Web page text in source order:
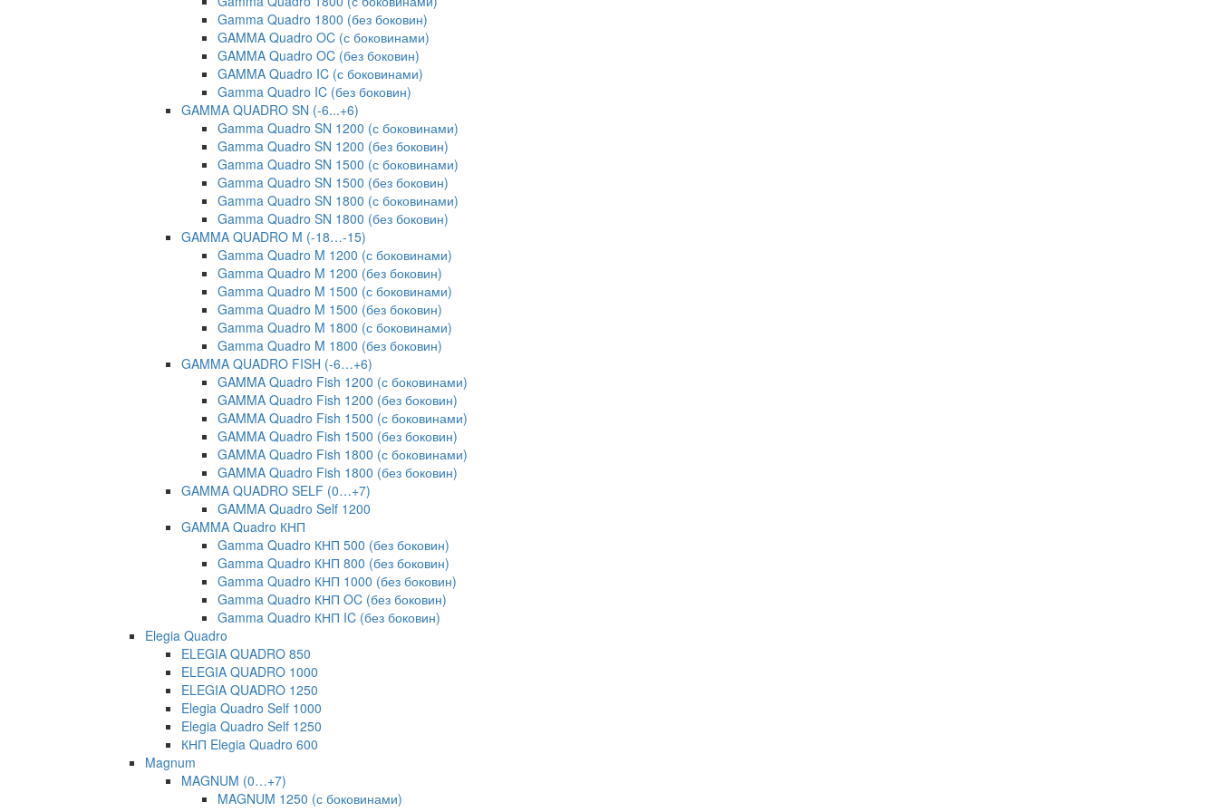
Gamma Quadro 1800 (без боковин)
GAMMA Quadro OC (с боковинами)
GAMMA Quadro OC (без боковин)
GAMMA Quadro IC (с боковинами)
Gamma Quadro IC (без боковин)
GAMMA QUADRO SN (-6...+6)
Gamma Quadro SN 1200 (с боковинами)
Gamma Quadro SN 1200 (без боковин)
Gamma Quadro SN 1500 (с боковинами)
Gamma Quadro SN 1500 (без боковин)
Gamma Quadro SN 1800 (с боковинами)
Gamma Quadro SN 1800 (без боковин)
GAMMA QUADRO M (-18…-15)
Gamma Quadro M 1200 (с боковинами)
Gamma Quadro M 1200 (без боковин)
Gamma Quadro M 1500 (с боковинами)
Gamma Quadro M 1500 (без боковин)
Gamma Quadro M 1800 (с боковинами)
Gamma Quadro M 1800 (без боковин)
GAMMA QUADRO FISH (-6…+6)
GAMMA Quadro Fish 1200 (с боковинами)
GAMMA Quadro Fish 1200 (без боковин)
GAMMA Quadro Fish 1500 (с боковинами)
GAMMA Quadro Fish 1500 (без боковин)
GAMMA Quadro Fish 1800 (с боковинами)
GAMMA Quadro Fish 1800 (без боковин)
GAMMA QUADRO SELF (0…+7)
GAMMA Quadro Self 1200
GAMMA Quadro КНП
Gamma Quadro КНП 500 (без боковин)
Gamma Quadro КНП 800 (без боковин)
Gamma Quadro КНП 1000 (без боковин)
Gamma Quadro КНП OC (без боковин)
Gamma Quadro КНП IC (без боковин)
Elegia Quadro
ELEGIA QUADRO 850
ELEGIA QUADRO 1000
ELEGIA QUADRO 1250
Elegia Quadro Self 1000
Elegia Quadro Self 1250
КНП Elegia Quadro 600
Magnum
MAGNUM (0…+7)
MAGNUM 1250 (с боковинами)